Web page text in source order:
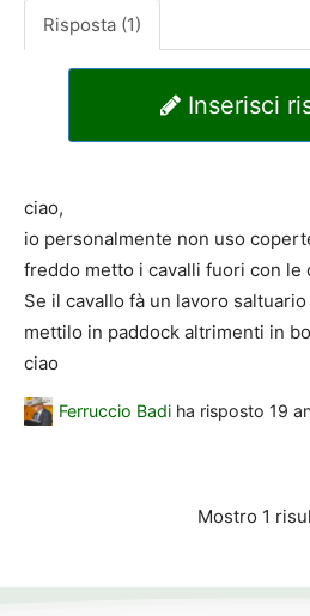
Risposta (1)
Inserisci
ciao,
io personalmente non uso
freddo metto i cavalli fuori con
Se il cavallo fà un lavoro
mettilo in paddock altrimenti in
ciao
Ferruccio Badi ha risposto 19
Mostro 1